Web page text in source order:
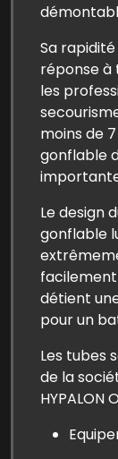
Sa
réponse à
les
moins de
gonflable
Le design
gonflable
détient
pour un
Les tubes
de la
HYPALON